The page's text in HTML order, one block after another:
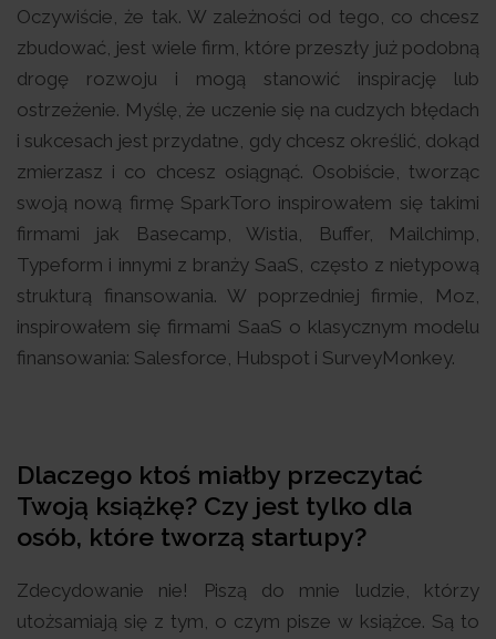
Oczywiście, że tak. W zależności od tego, co chcesz
zbudować, jest wiele firm, które przeszły już podobną
drogę rozwoju i mogą stanowić inspirację lub
ostrzeżenie. Myślę, że uczenie się na cudzych błędach
i sukcesach jest przydatne, gdy chcesz określić, dokąd
zmierzasz i co chcesz osiągnąć. Osobiście, tworząc
swoją nową firmę SparkToro inspirowałem się takimi
firmami jak Basecamp, Wistia, Buffer, Mailchimp,
Typeform i innymi z branży SaaS, często z nietypową
strukturą finansowania. W poprzedniej firmie, Moz,
inspirowałem się firmami SaaS o klasycznym modelu
finansowania: Salesforce, Hubspot i SurveyMonkey.
Dlaczego ktoś miałby przeczytać
Twoją książkę? Czy jest tylko dla
osób, które tworzą startupy?
Zdecydowanie nie! Piszą do mnie ludzie, którzy
utożsamiają się z tym, o czym pisze w książce. Są to